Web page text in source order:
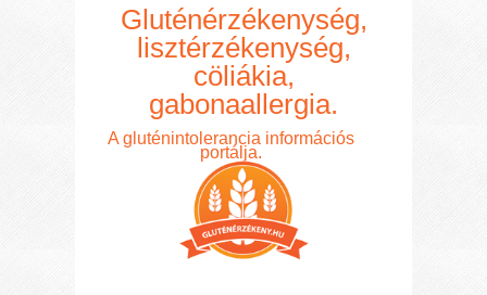
Gluténérzékenység,
lisztérzékenység,
cöliákia,
gabonaallergia.
A gluténintolerancia információs
portálja.